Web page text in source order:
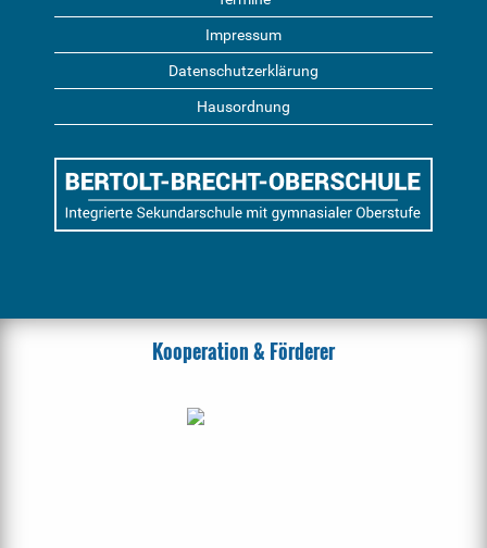
Impressum
Datenschutzerklärung
Hausordnung
Kooperation & Förderer